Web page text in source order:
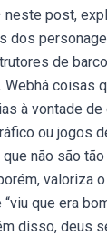
neste post,
dos
de
coisas
à vontade de
ou jogos
não são
valoriza o
que era
disso, deus